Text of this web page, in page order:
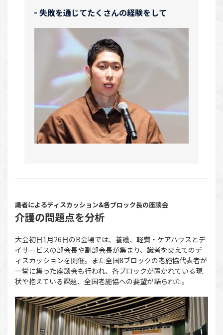
失敗を通じてたくさんの経験をして
識者によるディスカッション&各ブロック長の座談会
介護の問題点を分析
大会初日1月26日のB会場では、養護、軽費・ケアハウスとデ
イサービスの部会長や副部会長が集まり、識者を交えてのデ
ィスカッションを開催。また全国8ブロックの老施協代表者が
一堂に集った座談会も行われ、各ブロックが置かれている現
状や抱えている課題、全国老施協への要望が語られた。